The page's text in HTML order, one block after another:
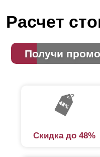
Расчет
Получи
Скидка до 48%